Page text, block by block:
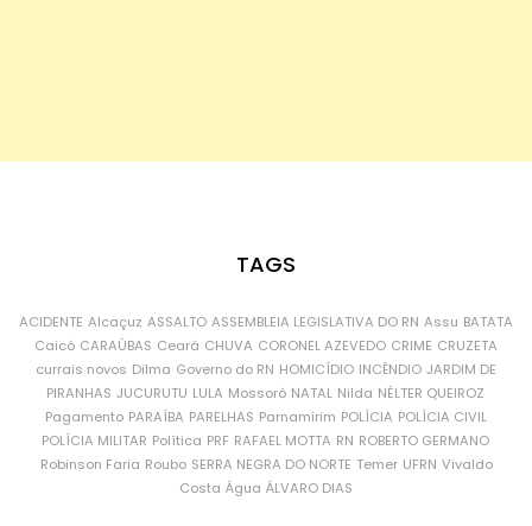
TAGS
ACIDENTE Alcaçuz ASSALTO ASSEMBLEIA LEGISLATIVA DO RN Assu BATATA
Caicó CARAÚBAS Ceará CHUVA CORONEL AZEVEDO CRIME CRUZETA
currais novos Dilma Governo do RN HOMICÍDIO INCÊNDIO JARDIM DE
PIRANHAS JUCURUTU LULA Mossoró NATAL Nilda NÉLTER QUEIROZ
Pagamento PARAÍBA PARELHAS Parnamirim POLÍCIA POLÍCIA CIVIL
POLÍCIA MILITAR Política PRF RAFAEL MOTTA RN ROBERTO GERMANO
Robinson Faria Roubo SERRA NEGRA DO NORTE Temer UFRN Vivaldo
Costa Água ÁLVARO DIAS